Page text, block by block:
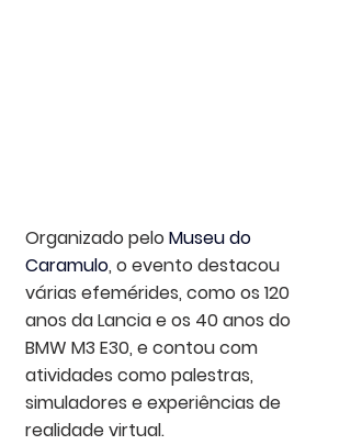
Organizado pelo Museu do
Caramulo, o evento destacou
várias efemérides, como os 120
anos da Lancia e os 40 anos do
BMW M3 E30, e contou com
atividades como palestras,
simuladores e experiências de
realidade virtual.